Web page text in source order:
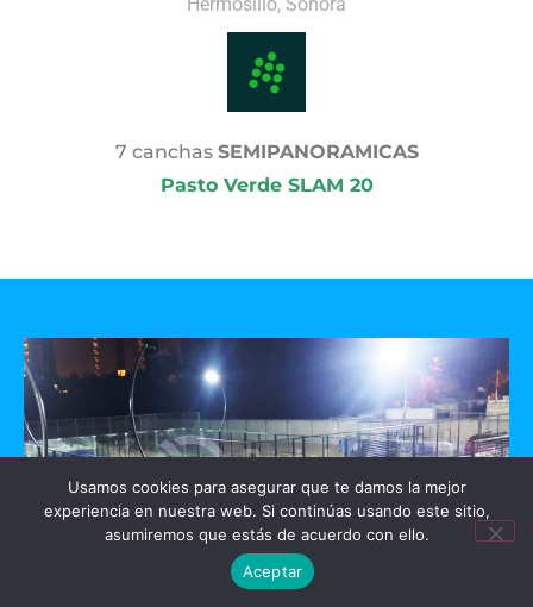
7 canchas SEMIPANORAMICAS
Pasto Verde SLAM 20
Usamos cookies para asegurar que te damos la mejor
experiencia en nuestra web. Si continúas usando este sitio,
asumiremos que estás de acuerdo con ello.
Aceptar